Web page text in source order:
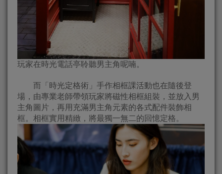
玩家在時光電話亭聆聽男主角呢喃。
而「時光定格術」手作相框課活動也在隨後登
場，由專業老師帶領玩家將磁性相框組裝，並放入男
主角圖片，再用充滿男主角元素的各式配件裝飾相
框。相框實用精緻，將最獨一無二的回憶定格。